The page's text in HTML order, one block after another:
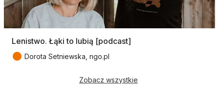
Lenistwo. Łąki to lubią [podcast]
● Dorota Setniewska, ngo.pl
Zobacz wszystkie